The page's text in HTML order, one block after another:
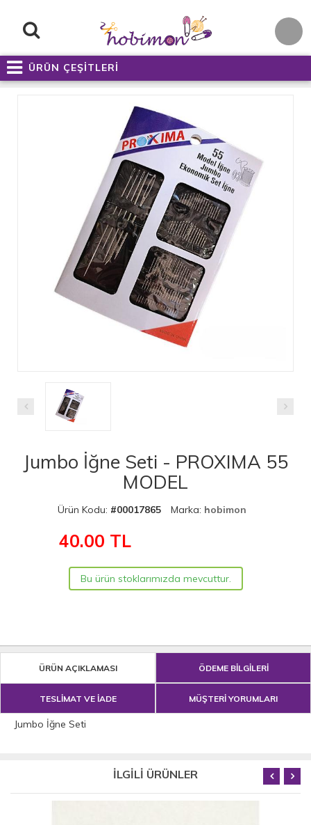
ÜRÜN ÇEŞİTLERİ
Jumbo İğne Seti - PROXIMA 55
MODEL
Ürün Kodu: #00017865 Marka: hobimon
40.00 TL
Bu ürün stoklarımızda mevcuttur.
ÜRÜN AÇIKLAMASI ÖDEME BİLGİLERİ
TESLİMAT VE İADE MÜŞTERİ YORUMLARI
Jumbo İğne Seti
İLGİLİ ÜRÜNLER